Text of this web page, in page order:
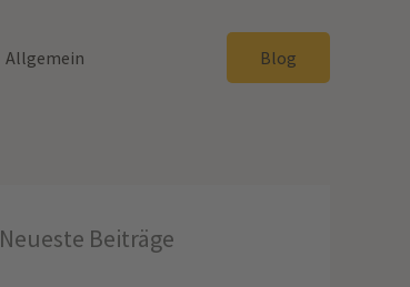
Allgemein Blog
Neueste Beiträge